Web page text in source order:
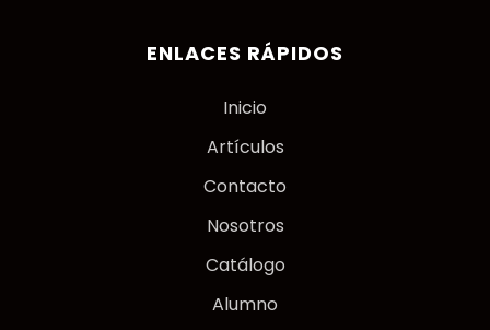
ENLACES RÁPIDOS
Inicio
Artículos
Contacto
Nosotros
Catálogo
Alumno